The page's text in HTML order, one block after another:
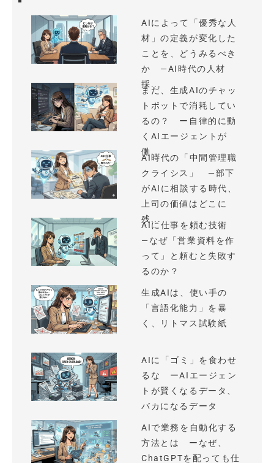
AIによって「優秀な人
材」の定義が変化した
ことを、どうみるべき
か —AI時代の人材
採...
まだ、生成AIのチャッ
トボットで消耗してい
るの？ ー自律的に動
くAIエージェントが
働...
AI時代の「中間管理職
クライシス」 —部下
がAIに相談する時代、
上司の価値はどこに
残...
AIに仕事を頼む技術
—なぜ「営業資料を作
って」と頼むと失敗す
るのか？
生成AIは、使い手の
「言語化能力」を暴
く、リトマス試験紙
AIに「ゴミ」を食わせ
るな ーAIエージェン
トが賢くなるデータ、
バカになるデータ
AIで業務を自動化する
方法とは ーなぜ、
ChatGPTを配っても仕